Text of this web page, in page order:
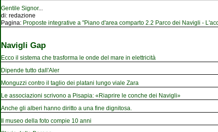
Gentile Signor...
di: redazione
Pagina: Proposte integrative a "Piano d'area comparto 2.2 Parco dei Navigli -
Navigli Gap
Ecco il sistema che trasforma le onde del mare in elettricità
Dipende tutto dall'Aler
Monguzzi contro il taglio dei platani lungo viale Zara
Le associazioni scrivono a Pisapia: «Riaprire le conche dei Navigli»
Anche gli alberi hanno diritto a una fine dignitosa.
Il museo della foto compie 10 anni